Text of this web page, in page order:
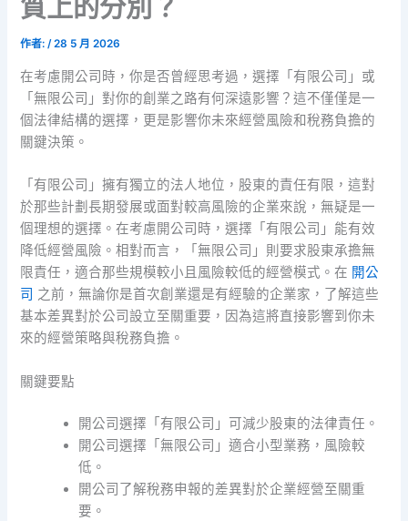
質上的分別？
作者:/28 5 月 2026
在考慮開公司時，你是否曾經思考過，選擇「有限公司」或
「無限公司」對你的創業之路有何深遠影響？這不僅僅是一
個法律結構的選擇，更是影響你未來經營風險和稅務負擔的
關鍵決策。
「有限公司」擁有獨立的法人地位，股東的責任有限，這對
於那些計劃長期發展或面對較高風險的企業來說，無疑是一
個理想的選擇。在考慮開公司時，選擇「有限公司」能有效
降低經營風險。相對而言，「無限公司」則要求股東承擔無
限責任，適合那些規模較小且風險較低的經營模式。在 開公
司 之前，無論你是首次創業還是有經驗的企業家，了解這些
基本差異對於公司設立至關重要，因為這將直接影響到你未
來的經營策略與稅務負擔。
關鍵要點
開公司選擇「有限公司」可減少股東的法律責任。
開公司選擇「無限公司」適合小型業務，風險較
低。
開公司了解稅務申報的差異對於企業經營至關重
要。